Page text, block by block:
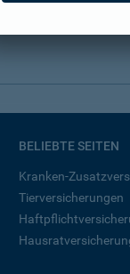
BELIEBTE SEITEN
Kranken-
Tierversicherungen